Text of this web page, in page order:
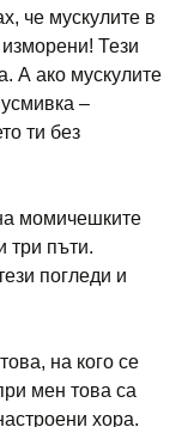
че мускулите в
Тези
А ако мускулите
–
ти без
момичешките
три пъти.
погледи и
на кого се
мен това са
хора.